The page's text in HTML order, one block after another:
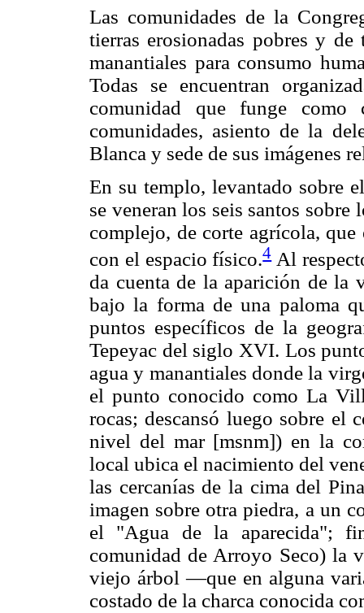
Las comunidades de la
tierras erosionadas pobres y
manantiales para consumo
Todas se encuentran
comunidad que funge
comunidades, asiento de la
Blanca y sede de sus imágenes
En su templo, levantado sobre
se veneran los seis santos
complejo, de corte agrícola,
con el espacio físico.4Al
da cuenta de la aparición de la
bajo la forma de una paloma
puntos específicos de la
Tepeyac del siglo XVI. Los
agua y manantiales donde la
el punto conocido como La
rocas; descansó luego sobre el
nivel del mar [msnm]) en la
local ubica el nacimiento del
las cercanías de la cima del
imagen sobre otra piedra, a un
el "Agua de la aparecida";
comunidad de Arroyo Seco) la
viejo árbol —que en alguna
costado de la charca conocida